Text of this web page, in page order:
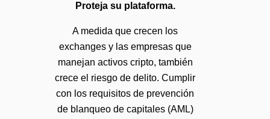
Proteja su plataforma.
A medida que crecen los
exchanges y las empresas que
manejan activos cripto, también
crece el riesgo de delito. Cumplir
con los requisitos de prevención
de blanqueo de capitales (AML)